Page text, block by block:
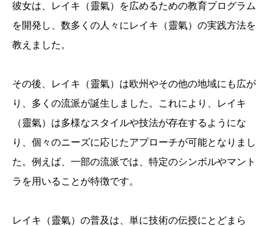
彼女は、レイキ（靈氣）を広めるための教育プログラム
を開発し、数多くの人々にレイキ（靈氣）の実践方法を
教えました。
その後、レイキ（靈氣）は欧州やその他の地域にも広が
り、多くの流派が誕生しました。これにより、レイキ
（靈氣）は多様なスタイルや技法が存在するようにな
り、個々のニーズに応じたアプローチが可能となりまし
た。例えば、一部の流派では、特定のシンボルやマント
ラを用いることが特徴です。
レイキ（靈氣）の普及は、単に技術の伝授にとどまら